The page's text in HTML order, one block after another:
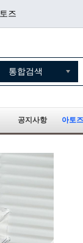
즈
공지사항 아토